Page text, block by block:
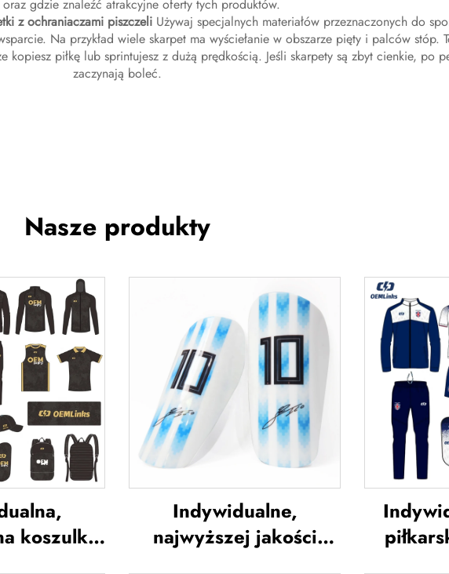
gdzie znaleźć atrakcyjne oferty tych produktów.
z ochraniaczami piszczeli Używaj specjalnych materiałów przeznaczonych do
Na przykład wiele skarpet ma wyściełanie w obszarze pięty i palców stóp.
piłkę lub sprintujesz z dużą prędkością. Jeśli skarpety są zbyt cienkie, po
zaczynają boleć.
Nasze produkty
koszulka
Indywidualne,
najwyższej jakości